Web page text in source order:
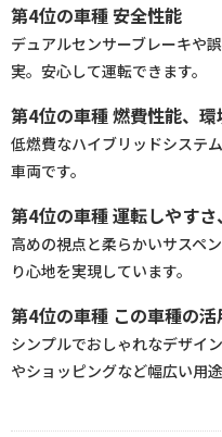
第4位の車種 安全性能
デュアルセンサーブレーキや
実。安心して運転できます。
第4位の車種 燃費性能、環
低燃費なハイブリッドシステ
車両です。
第4位の車種 運転しやす
高めの視点と柔らかいサスペ
り心地を実現しています。
第4位の車種 この車種の
シンプルでおしゃれなデザイ
やショッピングなど幅広い用